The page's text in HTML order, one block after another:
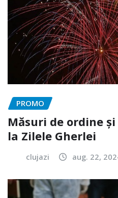
PROMO
Măsuri de ordine
la Zilele Gherlei
clujazi aug. 22,